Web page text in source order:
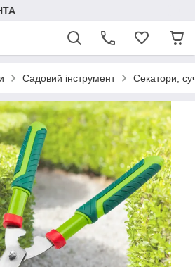
Садовий інструмент Секатори,